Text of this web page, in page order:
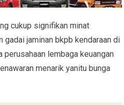
cukup signifikan minat
gadai jaminan bkpb kendaraan di
perusahaan lembaga keuangan
menarik yanitu bunga